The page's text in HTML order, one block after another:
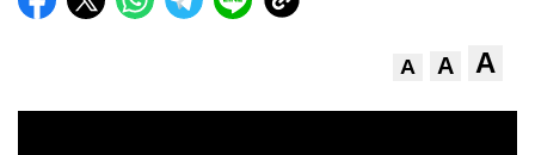
A A A